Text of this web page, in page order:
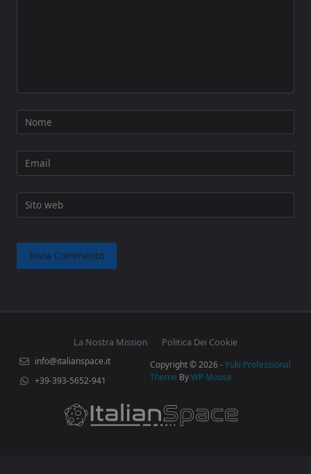
Nome
Email
Sito web
La Nostra Mission Politica Dei Cookie
info@italianspace.it
+39-393-5652-941
Copyright © 2026 -Yuki Professional
Theme ByWP Moose